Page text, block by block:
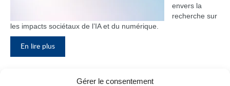
Gérer le consentement
envers la
recherche sur
les impacts sociétaux de l’IA et du numérique.
En lire plus